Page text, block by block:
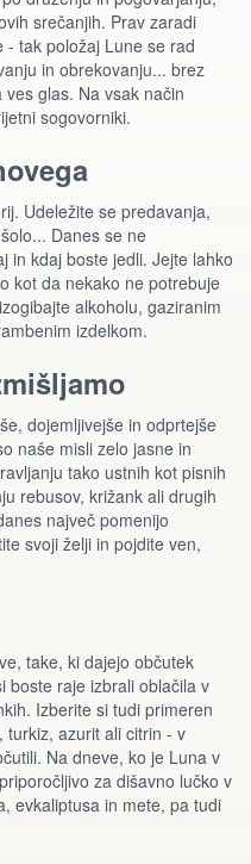
srečanjih. Prav zaradi
- tak položaj Lune se rad
in obrekovanju... brez
glas. Na vsak način
sogovorniki.
Udeležite se predavanja,
Danes se ne
in kdaj boste jedli. Jejte lahko
kot da nekako ne potrebuje
alkoholu, gaziranim
izdelkom.
dojemljivejše in odprtejše
naše misli zelo jasne in
tako ustnih kot pisnih
rebusov, križank ali drugih
največ pomenijo
svoji želji in pojdite ven,
take, ki dajejo občutek
boste raje izbrali oblačila v
Izberite si tudi primeren
turkiz, azurit ali citrin - v
Na dneve, ko je Luna v
za dišavno lučko v
evkaliptusa in mete, pa tudi